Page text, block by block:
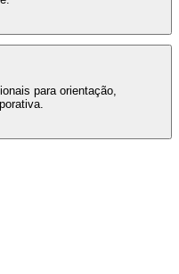
para orientação,